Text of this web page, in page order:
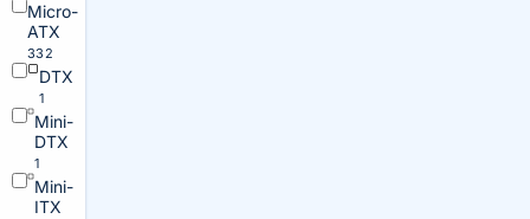
Micro-
ATX
332
DTX
1
Mini-
DTX
1
Mini-
ITX